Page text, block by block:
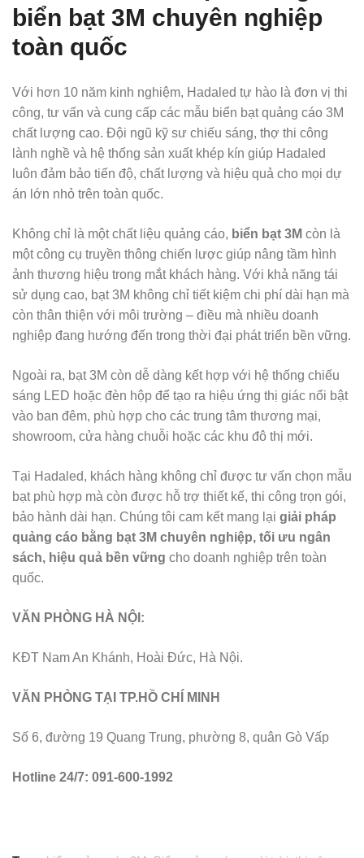
biển bạt 3M chuyên nghiệp
toàn quốc
Với hơn 10 năm kinh nghiệm, Hadaled tự hào là đơn vị thi
công, tư vấn và cung cấp các mẫu biển bạt quảng cáo 3M
chất lượng cao. Đội ngũ kỹ sư chiếu sáng, thợ thi công
lành nghề và hệ thống sản xuất khép kín giúp Hadaled
luôn đảm bảo tiến độ, chất lượng và hiệu quả cho mọi dự
án lớn nhỏ trên toàn quốc.
Không chỉ là một chất liệu quảng cáo, biển bạt 3M còn là
một công cụ truyền thông chiến lược giúp nâng tầm hình
ảnh thương hiệu trong mắt khách hàng. Với khả năng tái
sử dụng cao, bạt 3M không chỉ tiết kiệm chi phí dài hạn mà
còn thân thiện với môi trường – điều mà nhiều doanh
nghiệp đang hướng đến trong thời đại phát triển bền vững.
Ngoài ra, bạt 3M còn dễ dàng kết hợp với hệ thống chiếu
sáng LED hoặc đèn hộp để tạo ra hiệu ứng thị giác nổi bật
vào ban đêm, phù hợp cho các trung tâm thương mại,
showroom, cửa hàng chuỗi hoặc các khu đô thị mới.
Tại Hadaled, khách hàng không chỉ được tư vấn chọn mẫu
bạt phù hợp mà còn được hỗ trợ thiết kế, thi công trọn gói,
bảo hành dài hạn. Chúng tôi cam kết mang lại giải pháp
quảng cáo bằng bạt 3M chuyên nghiệp, tối ưu ngân
sách, hiệu quả bền vững cho doanh nghiệp trên toàn
quốc.
VĂN PHÒNG HÀ NỘI:
KĐT Nam An Khánh, Hoài Đức, Hà Nội.
VĂN PHÒNG TẠI TP.HỒ CHÍ MINH
Số 6, đường 19 Quang Trung, phường 8, quân Gò Vấp
Hotline 24/7: 091-600-1992